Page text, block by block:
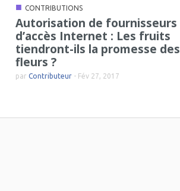
■ CONTRIBUTIONS
Autorisation de fournisseurs
d’accès Internet : Les fruits
tiendront-ils la promesse des
fleurs ?
par Contributeur- Fév 27, 2017